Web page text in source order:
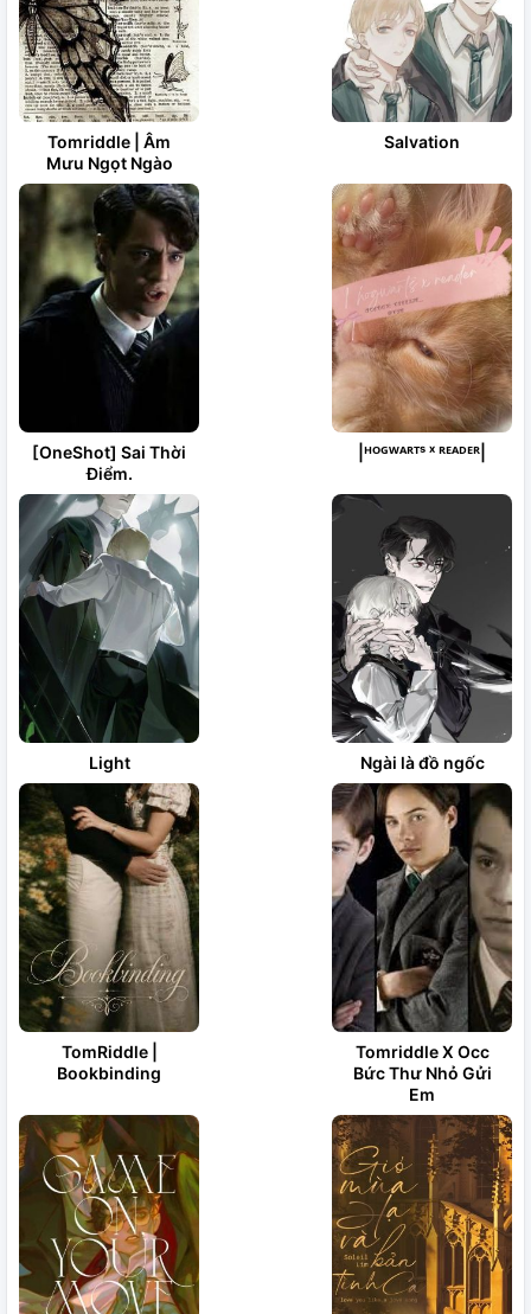
Tomriddle | Âm
Mưu Ngọt Ngào
Salvation
[OneShot] Sai Thời
Điểm.
|ᴴᴼᴳᵂᴬᴿᵀˢ ˣ ᴿᴱᴬᴰᴱᴿ|
Light Ngài là đồ ngốc
TomRiddle |
Bookbinding
Tomriddle X Occ
Bức Thư Nhỏ Gửi
Em